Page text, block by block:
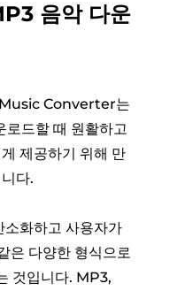
음악 다운
Converter는
드할 때 원활하고
제공하기 위해 만
다.
소화하고 사용자가
은 다양한 형식으로
것입니다. MP3,